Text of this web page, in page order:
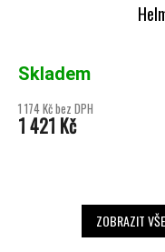
Skladem
1 174 Kč bez DPH
1 421 Kč
ZOBRAZIT